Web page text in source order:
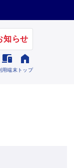
知らせ

用端末

トップ